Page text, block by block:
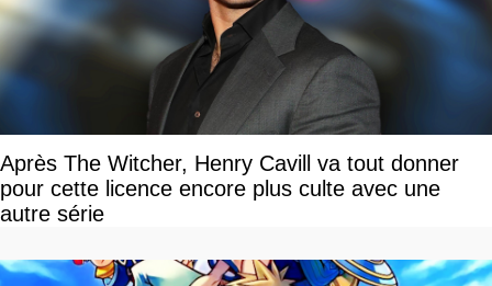
Après The Witcher, Henry Cavill va tout donner
pour cette licence encore plus culte avec une
autre série